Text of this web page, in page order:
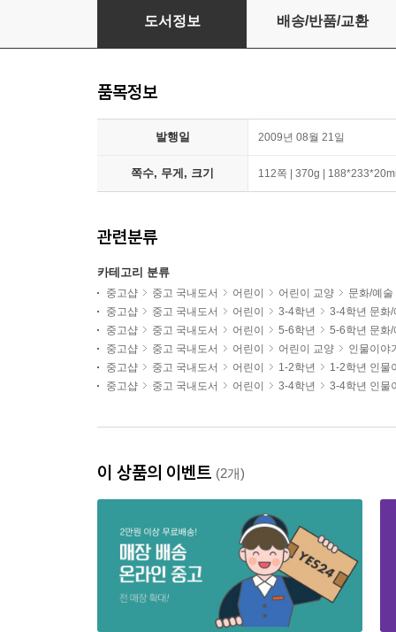
모네 순간을 그린 화가들
도서정보 배송/반품/교환
품목정보
발행일 2009년 08월 21일
쪽수, 무게, 크기 112쪽 | 370g |
관련분류
카테고리 분류
중고샵 중고 국내도서 어린이 어린이 교양
문화/예술
중고샵
중고 국내도서 어린이 3-4학년
3-4학년 문화/
중고샵
중고 국내도서 어린이 5-6학년
5-6학년 문화/
중고샵
중고 국내도서 어린이 어린이 교양
인물이야
중고샵
중고 국내도서 어린이 1-2학년
1-2학년 인물
중고샵
중고 국내도서 어린이 3-4학년 3-4학년 인물
이 상품의 이벤트 (2개)